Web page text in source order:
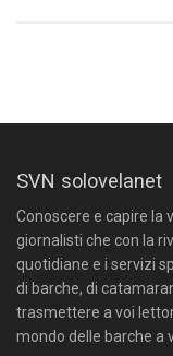
SVN solovelanet
Conoscere e capire la
giornalisti che con la
quotidiane e i servizi
di barche, di
trasmettere a voi
mondo delle barche a